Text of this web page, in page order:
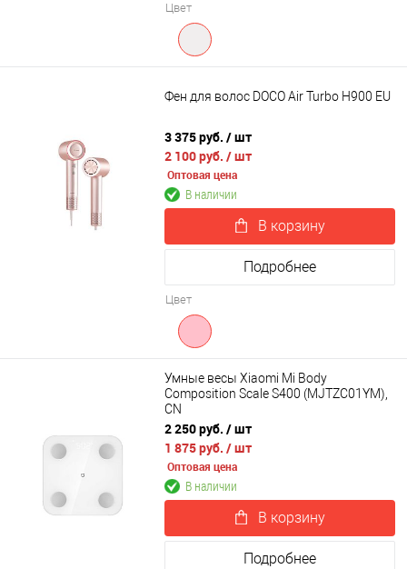
Цвет
Фен для волос DOCO Air Turbo H900 EU
3 375 руб. / шт
2 100 руб. / шт
Оптовая цена
В наличии
В корзину
Подробнее
Цвет
Умные весы Xiaomi Mi Body
Composition Scale S400 (MJTZC01YM),
CN
2 250 руб. / шт
1 875 руб. / шт
Оптовая цена
В наличии
В корзину
Подробнее